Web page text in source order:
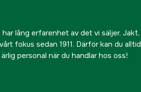
lång erfarenhet av det vi säljer. Jakt,
fokus sedan 1911. Därför kan du alltid
personal när du handlar hos oss!